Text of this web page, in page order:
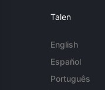
Talen
English
Español
Português